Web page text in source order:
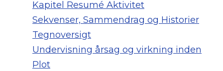
Kapitel Resumé Aktivitet
Sekvenser, Sammendrag og Historier
Tegnoversigt
Undervisning årsag og virkning inden
Plot